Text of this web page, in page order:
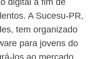
digital a fim de
A Sucesu-PR,
tem organizado
para jovens do